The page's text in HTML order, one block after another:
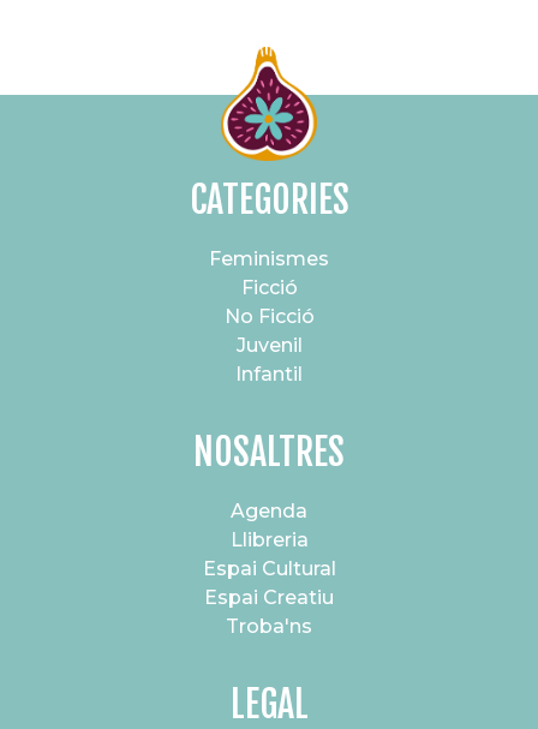
CATEGORIES
Feminismes
Ficció
No Ficció
Juvenil
Infantil
NOSALTRES
Agenda
Llibreria
Espai Cultural
Espai Creatiu
Troba'ns
LEGAL